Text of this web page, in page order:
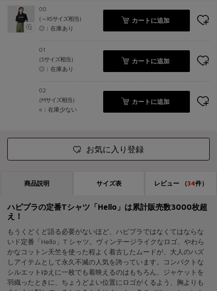
00
（～XSサイズ相当）
◎：在庫あり
カートに追加
01
（Sサイズ相当）
◎：在庫あり
カートに追加
02
（Mサイズ相当）
○：在庫少ない
カートに追加
お気に入り登録
商品説明 サイズ表 レビュー （34件）
ハピプラの定番Tシャツ「Hello」は累計販売数3000枚超
え！
もうくどくど語る必要がないほど、ハピプラではなくてはならな
いド定番「Hello」T シャツ。ヴィンテージライクなロゴ、やわら
かなコットン天竺を使った程よく着古したムードが、大人のハズ
しアイテムとして永久不滅の人気を誇っています。コンパクトな
シルエットゆえに一枚でも着映えるのはもちろん、ジャケットを
羽織ったときに、ちょうどよい位置にロゴがくるよう、胸よりも